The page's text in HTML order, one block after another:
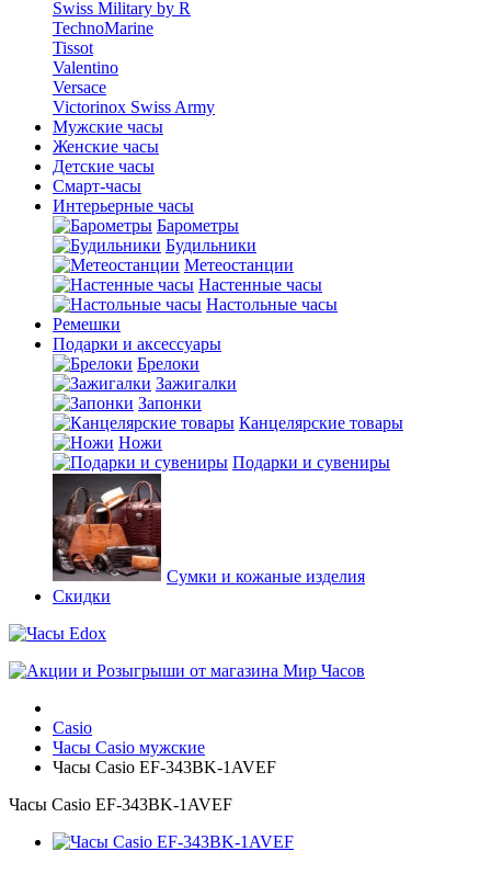
Swiss Military by R
TechnoMarine
Tissot
Valentino
Versace
Victorinox Swiss Army
Мужские часы
Женские часы
Детские часы
Смарт-часы
Интерьерные часы
Барометры
Будильники
Метеостанции
Настенные часы
Настольные часы
Ремешки
Подарки и аксессуары
Брелоки
Зажигалки
Запонки
Канцелярские товары
Ножи
Подарки и сувениры
Сумки и кожаные изделия
Скидки
Casio
Часы Casio мужские
Часы Casio EF-343BK-1AVEF
Часы Casio EF-343BK-1AVEF